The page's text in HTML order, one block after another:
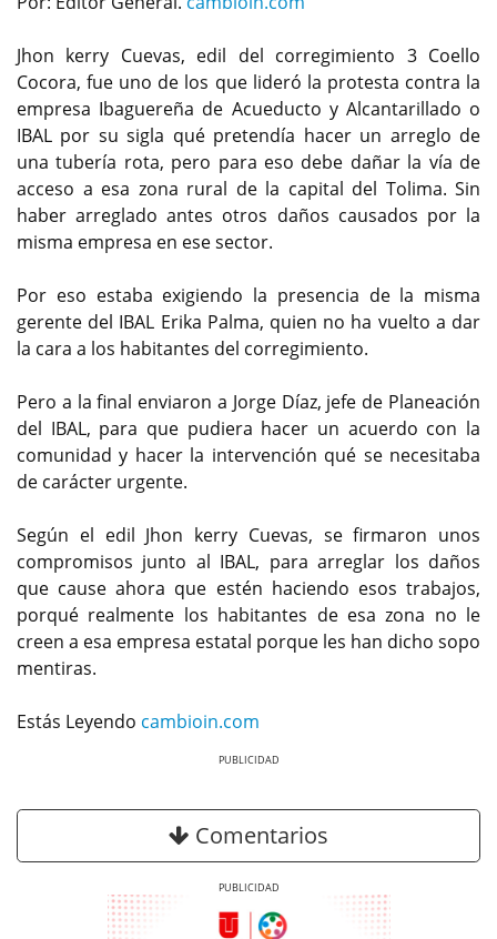
Jhon kerry Cuevas, edil del corregimiento 3 Coello
Cocora, fue uno de los que lideró la protesta contra la
empresa Ibaguereña de Acueducto y Alcantarillado o
IBAL por su sigla qué pretendía hacer un arreglo de
una tubería rota, pero para eso debe dañar la vía de
acceso a esa zona rural de la capital del Tolima. Sin
haber arreglado antes otros daños causados por la
misma empresa en ese sector.
Por eso estaba exigiendo la presencia de la misma
gerente del IBAL Erika Palma, quien no ha vuelto a dar
la cara a los habitantes del corregimiento.
Pero a la final enviaron a Jorge Díaz, jefe de Planeación
del IBAL, para que pudiera hacer un acuerdo con la
comunidad y hacer la intervención qué se necesitaba
de carácter urgente.
Según el edil Jhon kerry Cuevas, se firmaron unos
compromisos junto al IBAL, para arreglar los daños
que cause ahora que estén haciendo esos trabajos,
porqué realmente los habitantes de esa zona no le
creen a esa empresa estatal porque les han dicho sopo
mentiras.
Estás Leyendo cambioin.com
Comentarios